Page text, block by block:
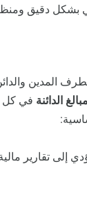
بشكل دقيق
المدين
الدائنة في كل
إلى تقارير